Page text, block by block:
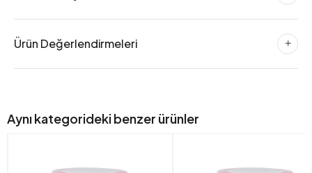
Ürün Değerlendirmeleri
Aynı kategorideki benzer ürünler